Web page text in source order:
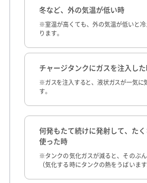
冬など、外の気温が低い時
※室温が高くても、外の気温が低いと
ります。
チャージタンクにガスを注入した
※ガスを注入すると、液状ガスが一気に
す。
何発もたて続けに発射して、た
使った時
※タンクの気化ガスが減ると、そのぶん
（気化する時にタンクの熱をうばいます